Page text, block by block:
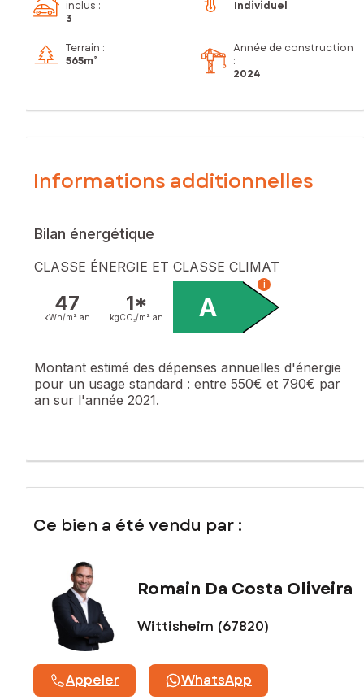
inclus :
3
Individuel
Terrain :
565m²
Année de construction
:
2024
Informations additionnelles
Bilan énergétique
CLASSE ÉNERGIE ET CLASSE CLIMAT
47
kWh/m². an
1*
kgCO₂/m². an A
i
Montant estimé des dépenses annuelles d'énergie
pour un usage standard : entre 550€ et 790€ par
an sur l'année 2021.
Ce bien a été vendu par :
Romain Da Costa Oliveira
Wittisheim (67820)
Appeler WhatsApp